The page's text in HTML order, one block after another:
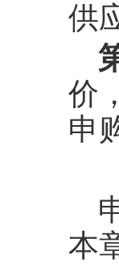
供
价
申
本